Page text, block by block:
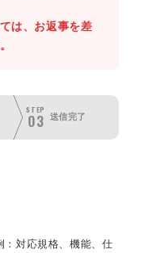
は、お返事を差
STEP
03 送信完了
：対応規格、機能、仕